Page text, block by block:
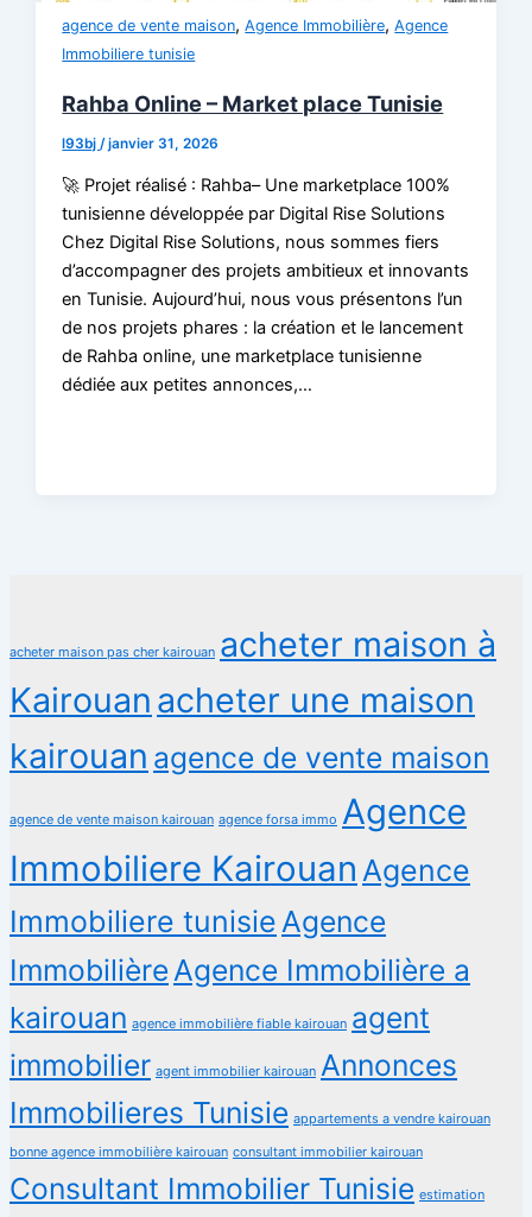
agence de vente maison,Agence Immobilière,Agence
Immobiliere tunisie
Rahba Online – Market place Tunisie
l93bj /janvier 31, 2026
🚀 Projet réalisé : Rahba– Une marketplace 100%
tunisienne développée par Digital Rise Solutions
Chez Digital Rise Solutions, nous sommes fiers
d’accompagner des projets ambitieux et innovants
en Tunisie. Aujourd’hui, nous vous présentons l’un
de nos projets phares : la création et le lancement
de Rahba online, une marketplace tunisienne
dédiée aux petites annonces,…
acheter maison pas cher kairouan acheter maison à
Kairouan acheter une maison
kairouan agence de vente maison
agence de vente maison kairouan agence forsa immo Agence
Immobiliere Kairouan Agence
Immobiliere tunisie Agence
Immobilière Agence Immobilière a
kairouan agence immobilière fiable kairouan agent
immobilier agent immobilier kairouan Annonces
Immobilieres Tunisie appartements a vendre kairouan
bonne agence immobilière kairouan consultant immobilier kairouan
Consultant Immobilier Tunisie estimation